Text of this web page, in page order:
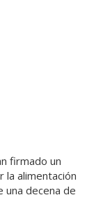
firmado un
la alimentación
una decena de